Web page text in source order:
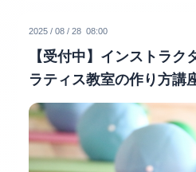
2025 /08 /28 08:00
【受付中】インストラク
ラティス教室の作り方講